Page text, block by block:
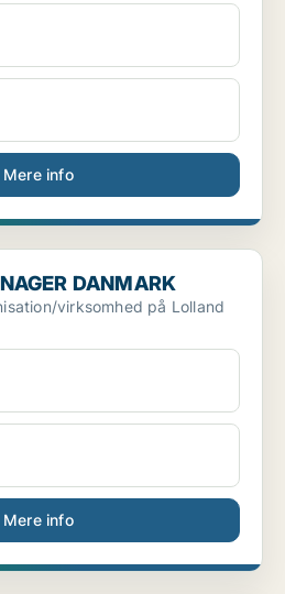
Mere info
DANMARK
virksomhed på Lolland
Mere info